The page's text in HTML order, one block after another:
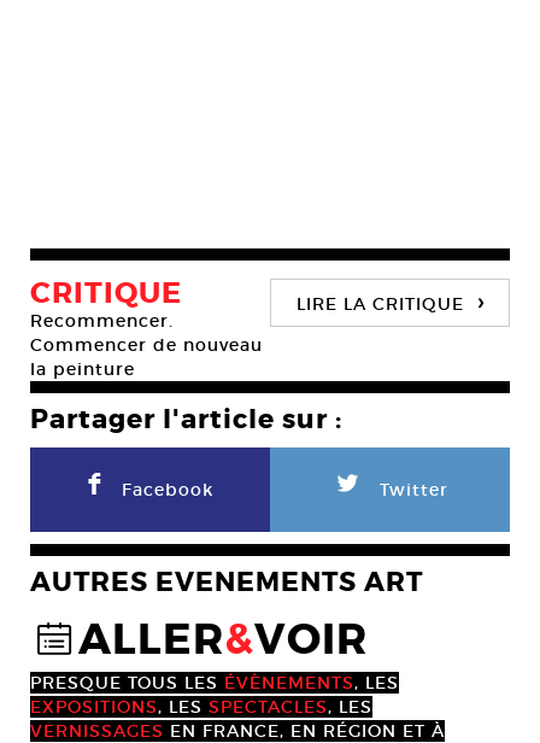
CRITIQUE
Recommencer.
Commencer de nouveau
la peinture
LIRE LA CRITIQUE ›
Partager l'article sur :
F Facebook L Twitter
AUTRES EVENEMENTS ART
@ALLER&VOIR
PRESQUE TOUS LES ÉVÈNEMENTS, LES
EXPOSITIONS, LES SPECTACLES, LES
VERNISSAGES EN FRANCE, EN RÉGION ET À